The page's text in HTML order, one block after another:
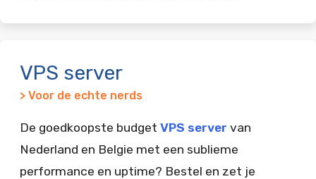
VPS server
> Voor de echte nerds
De goedkoopste budget VPS server van
Nederland en Belgie met een sublieme
performance en uptime? Bestel en zet je